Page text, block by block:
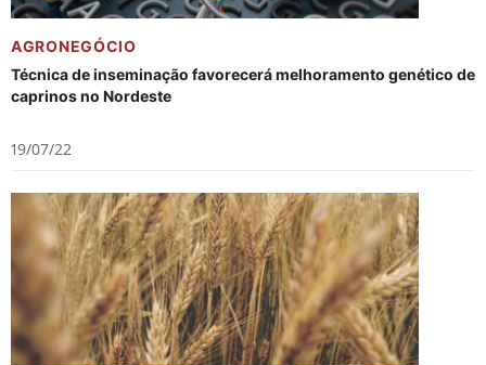
AGRONEGÓCIO
Técnica de inseminação favorecerá melhoramento genético de
caprinos no Nordeste
19/07/22